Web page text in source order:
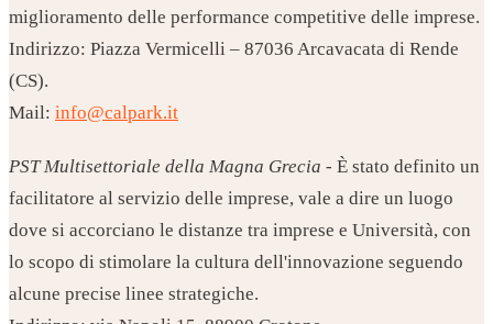
miglioramento delle performance competitive delle imprese.
Indirizzo: Piazza Vermicelli – 87036 Arcavacata di Rende
(CS).
Mail: info@calpark.it
PST Multisettoriale della Magna Grecia - È stato definito un
facilitatore al servizio delle imprese, vale a dire un luogo
dove si accorciano le distanze tra imprese e Università, con
lo scopo di stimolare la cultura dell'innovazione seguendo
alcune precise linee strategiche.